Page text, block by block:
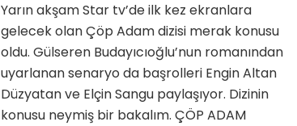
konusu
ve
Oyuncuları
için
Yarın akşam Star tv’de ilk kez ekranlara
gelecek olan Çöp Adam dizisi merak konusu
oldu. Gülseren Budayıcıoğlu’nun romanından
uyarlanan senaryo da başrolleri Engin Altan
Düzyatan ve Elçin Sangu paylaşıyor. Dizinin
konusu neymiş bir bakalım. ÇÖP ADAM